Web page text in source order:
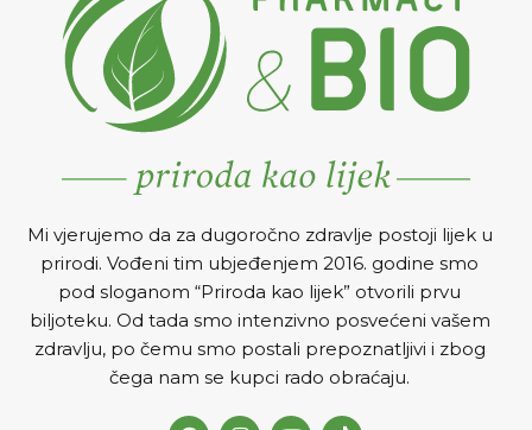
Mi vjerujemo da za dugoročno zdravlje postoji lijek u
prirodi. Vođeni tim ubjeđenjem 2016. godine smo
pod sloganom “Priroda kao lijek” otvorili prvu
biljoteku. Od tada smo intenzivno posvećeni vašem
zdravlju, po čemu smo postali prepoznatljivi i zbog
čega nam se kupci rado obraćaju.